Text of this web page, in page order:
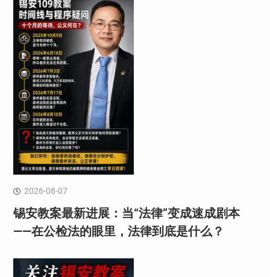
2026-08-07
锡安教案最新进展：当“法律”变成速成剧本
——在公检法的眼里，法律到底是什么？